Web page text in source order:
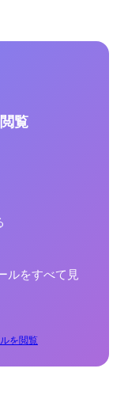
覧
ルをすべて見
を閲覧